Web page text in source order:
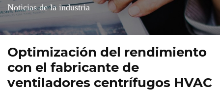
Noticias de la industria
Optimización del rendimiento
con el fabricante de
ventiladores centrífugos HVAC